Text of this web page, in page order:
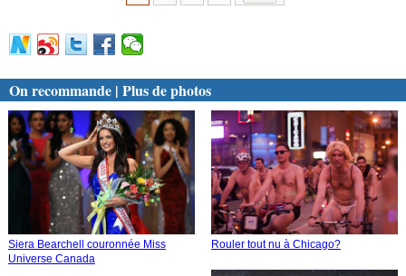
On recommande | Plus de photos
Siera Bearchell couronnée Miss
Universe Canada
Rouler tout nu à Chicago?